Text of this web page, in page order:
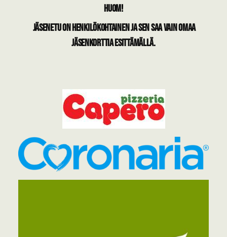
HUOM!
Jäsenetu on henkilökohtainen ja sen saa vain omaa
jäsenkorttia esittämällä.